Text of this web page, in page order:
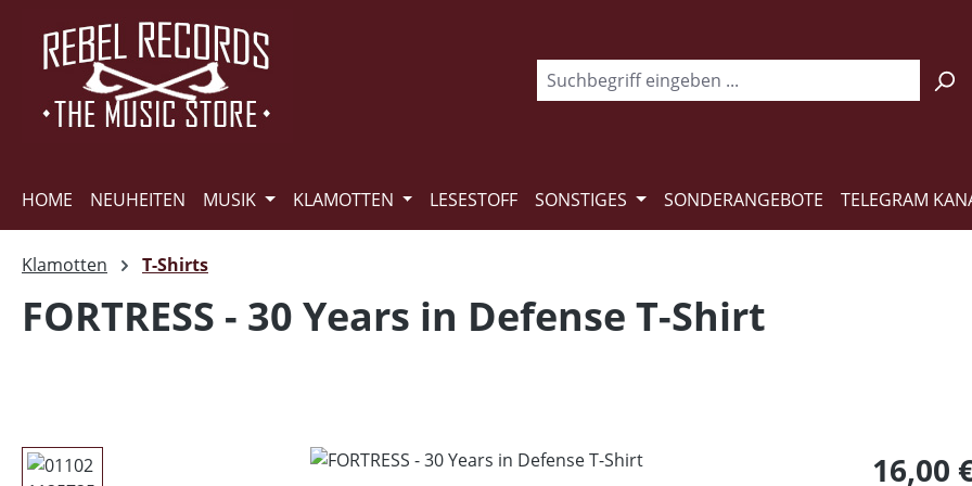
Hauptinhalt springen
Zur Suche springen
Zur Hauptnavigation springen
HOME NEUHEITEN MUSIK KLAMOTTEN LESESTOFF SONSTIGES SONDERANGEBOTE TELEGRAM
Klamotten T-Shirts
FORTRESS - 30 Years in Defense T-Shirt
Bildergalerie überspringen Regulärer
16,00